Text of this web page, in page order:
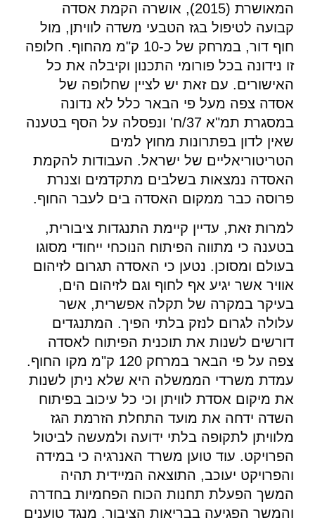
המאושרת (2015), אושרה הקמת אסדה
קבועה לטיפול בגז הטבעי משדה לוויתן, מול
חוף דור, במרחק של כ-10 ק"מ מהחוף. חלופה
זו נידונה בכל פורומי התכנון וקיבלה את כל
האישורים. עם זאת יש לציין שחלופה של
אסדה צפה מעל פי הבאר כלל לא נדונה
במסגרת תמ"א 37/ח' ונפסלה על הסף בטענה
שאין לדון בפתרונות מחוץ למים
הטריטוריאליים של ישראל. העבודות להקמת
האסדה נמצאות בשלבים מתקדמים וצנרת
פרוסה כבר ממקום האסדה בים לעבר החוף.
למרות זאת, עדיין קיימת התנגדות ציבורית,
בטענה כי מתווה הפיתוח הנוכחי ייחודי מסוגו
בעולם ומסוכן. נטען כי האסדה תגרום לזיהום
אוויר אשר יגיע אף לחוף וגם לזיהום הים,
בעיקר במקרה של תקלה אפשרית, אשר
עלולה לגרום לנזק בלתי הפיך. המתנגדים
דורשים לשנות את תוכנית הפיתוח לאסדה
צפה על פי הבאר במרחק 120 ק"מ מקו החוף.
עמדת משרדי הממשלה היא שלא ניתן לשנות
את מיקום אסדת לוויתן וכי כל עיכוב בפיתוח
השדה ידחה את מועד התחלת הזרמת הגז
מלוויתן לתקופה בלתי ידועה ולמעשה לביטול
הפרויקט. עוד טוען משרד האנרגיה כי במידה
והפרויקט יעוכב, התוצאה המיידית תהיה
המשך הפעלת תחנות הכוח הפחמיות בחדרה
והמשך הפגיעה בבריאות הציבור. מנגד טוענים